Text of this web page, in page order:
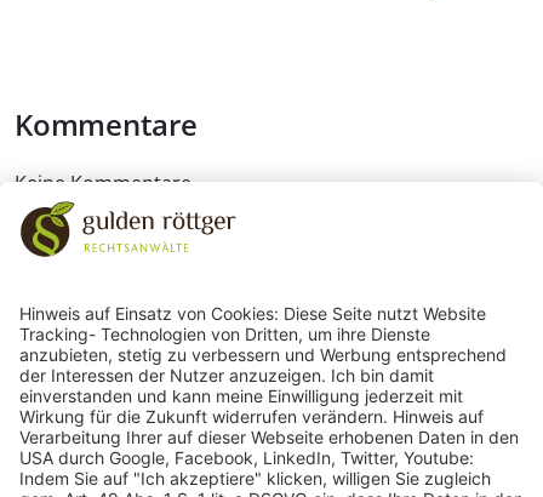
Kommentare
Keine Kommentare
gulden röttger rechtsanwälte